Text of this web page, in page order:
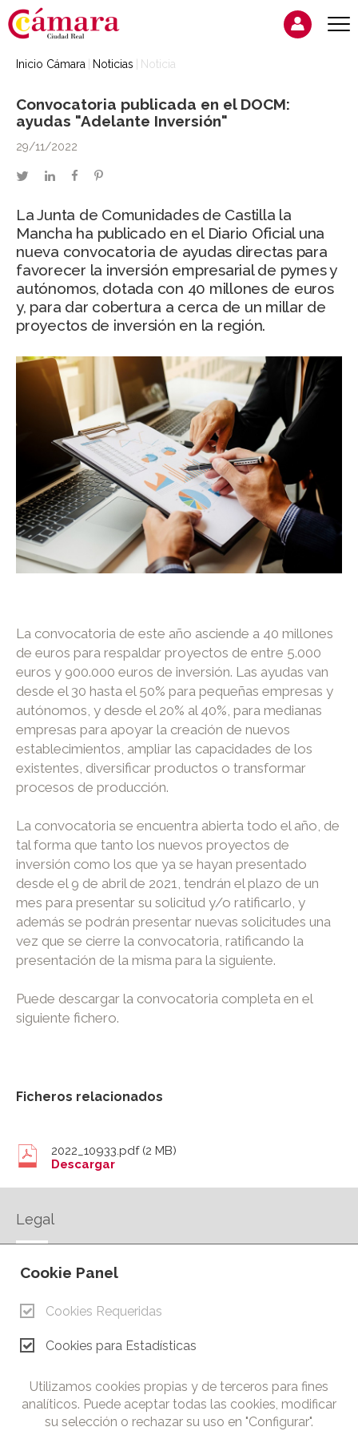
Inicio Cámara Noticias Noticia
Convocatoria publicada en el DOCM:
ayudas "Adelante Inversión"
29/11/2022
twitterlinkedinfacebookpinterest
La Junta de Comunidades de Castilla la
Mancha ha publicado en el Diario Oficial una
nueva convocatoria de ayudas directas para
favorecer la inversión empresarial de pymes y
autónomos, dotada con 40 millones de euros
y, para dar cobertura a cerca de un millar de
proyectos de inversión en la región.
La convocatoria de este año asciende a 40 millones
de euros para respaldar proyectos de entre 5.000
euros y 900.000 euros de inversión. Las ayudas van
desde el 30 hasta el 50% para pequeñas empresas y
autónomos, y desde el 20% al 40%, para medianas
empresas para apoyar la creación de nuevos
establecimientos, ampliar las capacidades de los
existentes, diversificar productos o transformar
procesos de producción.
La convocatoria se encuentra abierta todo el año, de
tal forma que tanto los nuevos proyectos de
inversión como los que ya se hayan presentado
desde el 9 de abril de 2021, tendrán el plazo de un
mes para presentar su solicitud y/o ratificarlo, y
además se podrán presentar nuevas solicitudes una
vez que se cierre la convocatoria, ratificando la
presentación de la misma para la siguiente.
Puede descargar la convocatoria completa en el
siguiente fichero.
Ficheros relacionados
2022_10933.pdf (2 MB)
Descargar
Legal
AVISO LEGAL
CONTACTO
Cámara de Comercio e Industria de Ciudad Real. Todos los
derechos reservados. Prohibida la reproducción total o parcial
de los contenidos de esta web.
Cookie Panel
Cookies Requeridas
Cookies para Estadísticas
Utilizamos cookies propias y de terceros para fines
analíticos. Puede aceptar todas las cookies, modificar
su selección o rechazar su uso en "Configurar".